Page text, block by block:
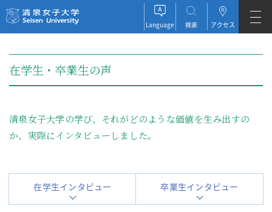
清泉女子大学 Seisen University
Language 検索 アクセス
在学生・卒業生の声
清泉女子大学の学び、それがどのような価値を生み出すの
か、実際にインタビューしました。
在学生インタビュー 卒業生インタビュー